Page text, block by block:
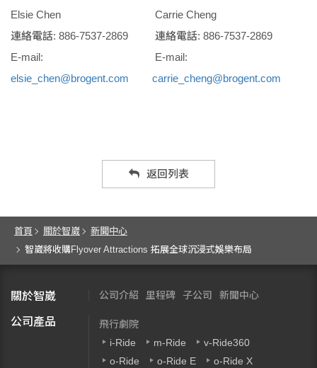
Elsie Chen
連絡電話: 886-7537-2869
E-mail:
elsie_chen@brogent.com
Carrie Cheng
連絡電話: 886-7537-2869
E-mail:
carrie_cheng@brogent.com
返回列表
首頁 關於智崴
新聞中心
智崴將收購Flyover Attractions 拓展全球沉浸式娛樂布局
關於智崴 公司介紹 里程碑 子公司 新聞中心
公司產品
飛行劇院
i-Ride
m-Ride
v-Ride360
o-Ride
o-Ride E o-Ride X